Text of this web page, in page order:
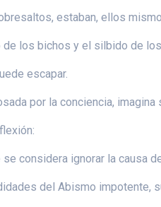
estaban, ellos
de los bichos y el silbido de
escapar.
por la conciencia, imagina
considera ignorar la causa
del Abismo impotente,